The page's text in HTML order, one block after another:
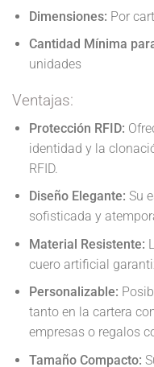
Dimensiones: Por
Cantidad Mínima
unidades
Ventajas:
Protección RFID:
identidad y la
RFID.
Diseño Elegante: Su
sofisticada y
Material Resistente:
cuero artificial
Personalizable:
tanto en la cartera
empresas o regalos
Tamaño Compacto: